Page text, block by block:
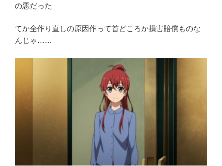
の悪だった
てか全作り直しの原因作って首どころか損害賠償ものな
んじゃ……